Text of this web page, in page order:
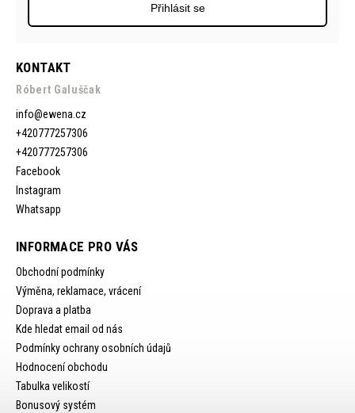
KONTAKT
Róbert Galuščak
info@ewena.cz
+420777257306
+420777257306
Facebook
Instagram
Whatsapp
INFORMACE PRO VÁS
Obchodní podmínky
Výměna, reklamace, vrácení
Doprava a platba
Kde hledat email od nás
Podmínky ochrany osobních údajů
Hodnocení obchodu
Tabulka velikostí
Bonusový systém
Přihlásit se